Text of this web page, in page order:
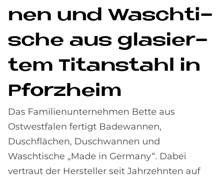
nen und Wasch­ti­
sche aus gla­sier­
tem Ti­tan­stahl in
Pforz­heim
Das Familienunternehmen Bette aus
Ostwestfalen fertigt Badewannen,
Duschflächen, Duschwannen und
Waschtische „Made in Germany“. Dabei
vertraut der Hersteller seit Jahrzehnten auf